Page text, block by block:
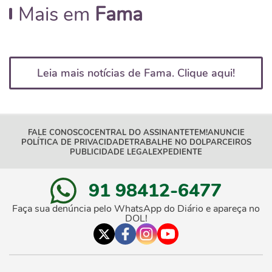
Mais em Fama
Leia mais notícias de Fama. Clique aqui!
FALE CONOSCOCENTRAL DO ASSINANTETEM!ANUNCIE
POLÍTICA DE PRIVACIDADETRABALHE NO DOLPARCEIROS
PUBLICIDADE LEGALEXPEDIENTE
91 98412-6477
Faça sua denúncia pelo WhatsApp do Diário e apareça no
DOL!